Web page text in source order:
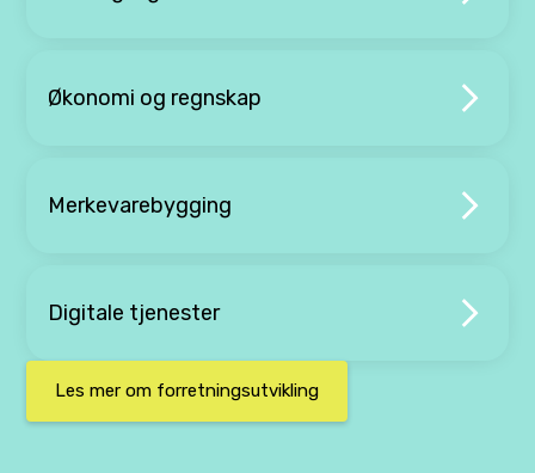
Økonomi og regnskap
Merkevarebygging
Digitale tjenester
Les mer om forretningsutvikling